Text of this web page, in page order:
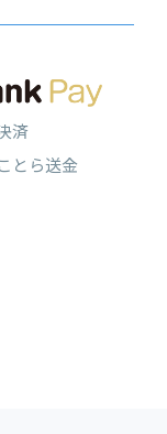
済
とら送金